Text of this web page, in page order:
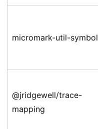
micromark-util-symbol
@jridgewell/trace-
mapping